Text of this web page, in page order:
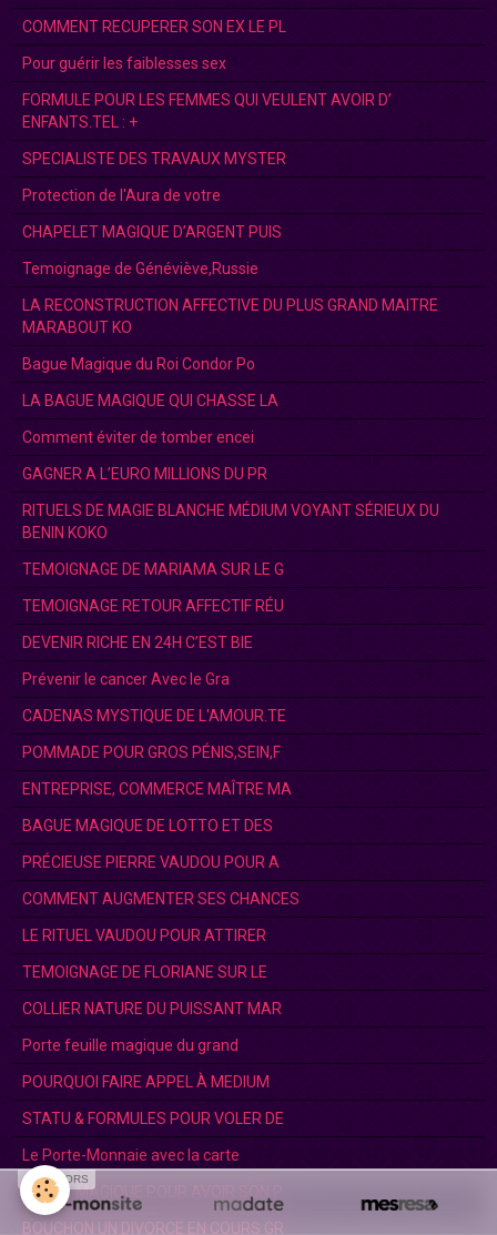
COMMENT RECUPERER SON EX LE PL
Pour guérir les faiblesses sex
FORMULE POUR LES FEMMES QUI VEULENT AVOIR D’
ENFANTS.TEL : +
SPECIALISTE DES TRAVAUX MYSTER
Protection de l'Aura de votre
CHAPELET MAGIQUE D’ARGENT PUIS
Temoignage de Généviève,Russie
LA RECONSTRUCTION AFFECTIVE DU PLUS GRAND MAITRE
MARABOUT KO
Bague Magique du Roi Condor Po
LA BAGUE MAGIQUE QUI CHASSE LA
Comment éviter de tomber encei
GAGNER A L’EURO MILLIONS DU PR
RITUELS DE MAGIE BLANCHE MÉDIUM VOYANT SÉRIEUX DU
BENIN KOKO
TEMOIGNAGE DE MARIAMA SUR LE G
TEMOIGNAGE RETOUR AFFECTIF RÉU
DEVENIR RICHE EN 24H C’EST BIE
Prévenir le cancer Avec le Gra
CADENAS MYSTIQUE DE L'AMOUR.TE
POMMADE POUR GROS PÉNIS,SEIN,F
ENTREPRISE, COMMERCE MAÎTRE MA
BAGUE MAGIQUE DE LOTTO ET DES
PRÉCIEUSE PIERRE VAUDOU POUR A
COMMENT AUGMENTER SES CHANCES
LE RITUEL VAUDOU POUR ATTIRER
TEMOIGNAGE DE FLORIANE SUR LE
COLLIER NATURE DU PUISSANT MAR
Porte feuille magique du grand
POURQUOI FAIRE APPEL À MEDIUM
STATU & FORMULES POUR VOLER DE
Le Porte-Monnaie avec la carte
BAGUE MAGIQUE POUR AVOIR SON P
BOUCHON UN DIVORCE EN COURS GR
SPONSORS